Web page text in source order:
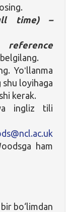
time) –
reference
Yoʻllanma
shu loyihaga
kerak.
ingliz tili
ham
bo‘limdan